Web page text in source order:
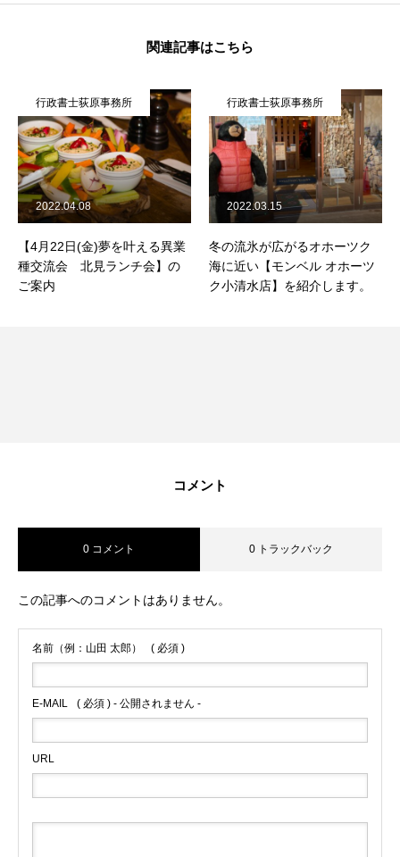
関連記事はこちら
行政書士荻原事務所
【4月22日(金)夢を叶える異業
種交流会 北見ランチ会】の
ご案内
2022.04.08
行政書士荻原事務所
冬の流氷が広がるオホーツク
海に近い【モンベル オホーツ
ク小清水店】を紹介します。
2022.03.15
コメント
0 コメント 0 トラックバック
この記事へのコメントはありません。
名前（例：山田 太郎） ( 必須 )
E-MAIL ( 必須 ) - 公開されません -
URL